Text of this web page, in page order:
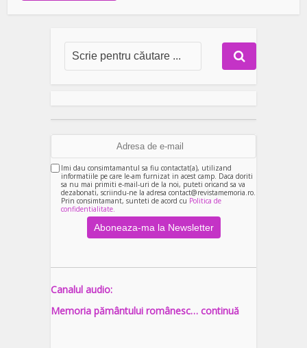
Imi dau consimtamantul sa fiu contactat(a), utilizand
informatiile pe care le-am furnizat in acest camp. Daca doriti
sa nu mai primiti e-mail-uri de la noi, puteti oricand sa va
dezabonati, scriindu-ne la adresa contact@revistamemoria.ro.
Prin consimtamant, sunteti de acord cu Politica de
confidentialitate.
Canalul audio:
Memoria pământului românesc… continuă